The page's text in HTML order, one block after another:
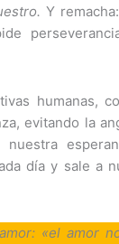
Y remacha:
humanas,
evitando la
día y sale a
«el amor